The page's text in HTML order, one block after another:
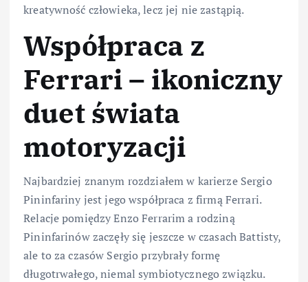
kreatywność człowieka, lecz jej nie zastąpią.
Współpraca z
Ferrari – ikoniczny
duet świata
motoryzacji
Najbardziej znanym rozdziałem w karierze Sergio
Pininfariny jest jego współpraca z firmą Ferrari.
Relacje pomiędzy Enzo Ferrarim a rodziną
Pininfarinów zaczęły się jeszcze w czasach Battisty,
ale to za czasów Sergio przybrały formę
długotrwałego, niemal symbiotycznego związku.